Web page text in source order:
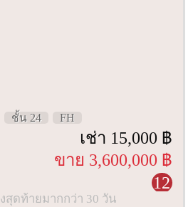
ชั้น 24 FH
เช่า 15,000 ฿
ขาย 3,600,000 ฿
12
สุดท้ายมากกว่า 30 วัน